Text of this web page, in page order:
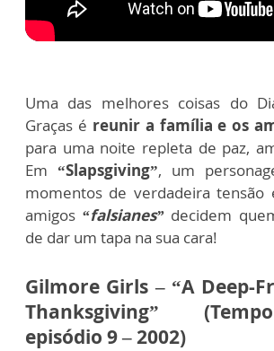
Uma das melhores coisas do
Graças é reunir a família e os
para uma noite repleta de paz,
Em “Slapsgiving”, um
momentos de verdadeira tensão
amigos “falsianes” decidem
de dar um tapa na sua cara!
Gilmore Girls – “A Deep-
Thanksgiving”
episódio 9 – 2002)